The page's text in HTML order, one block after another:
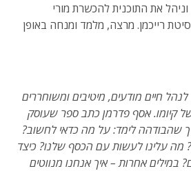
את התוכנית להכשרת מורי
רייכמן. מרצה, מלמד ומנחה באופן
חיים מודעים, מיטיבים ומשוחררים
קיומו. אסף פדרמן כתב ספר שעוסק
שהבודהה לימד: על מה כדאי לחשוב?
מה עלינו לעשות עם הכסף שלנו? כיצד
במילים אחרות – איך אנחנו מנווטים